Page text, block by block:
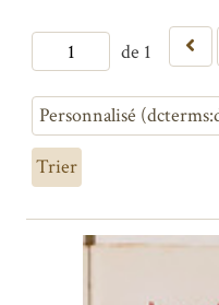
de 1
Trier